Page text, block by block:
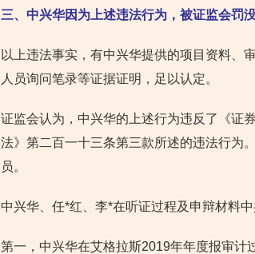
三、中兴华因为上述违法行为，被证监会罚
以上违法事实，有中兴华提供的项目资料、
人员询问笔录等证据证明，足以认定。
证监会认为，中兴华的上述行为违反了《证
法》第二百一十三条第三款所述的违法行为
员。
中兴华、任*红、李*在听证过程及申辩材料中
第一，中兴华在艾格拉斯2019年年度报审计